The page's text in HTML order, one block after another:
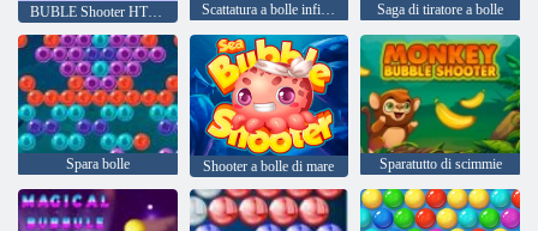
BUBLE Shooter HTML5 Scattatura a bolle infinita Saga di tiratore a bolle
Spara bolle Shooter a bolle di mare Sparatutto di scimmie